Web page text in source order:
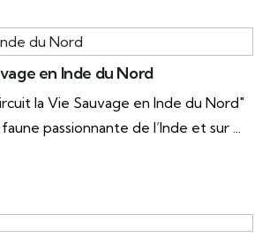
en Inde du Nord
la Vie Sauvage en Inde du Nord"
passionnante de l’Inde et sur ...